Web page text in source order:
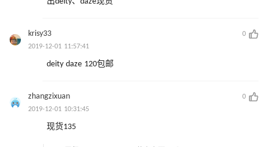
krisy33
0
2019-12-01 11:57:41
deity daze 120包邮
zhangzixuan
0
2019-12-01 10:31:45
现货135